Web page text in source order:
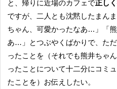
と、帰りに近場のカフェで正し
ですが、二人とも沈黙したまん
ちゃん、可愛かったなあ…」「
あ…」とつぶやくばかりで、た
ったことを（それでも熊井ちゃ
ったことについて十二分にコミ
たことを）お伝えしたい。